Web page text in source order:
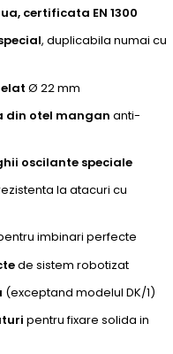
certificata EN 1300
, duplicabila numai cu
Ø 22 mm
din otel mangan anti-
oscilante speciale
la atacuri cu
imbinari perfecte
de sistem robotizat
(exceptand modelul DK/1)
pentru fixare solida in